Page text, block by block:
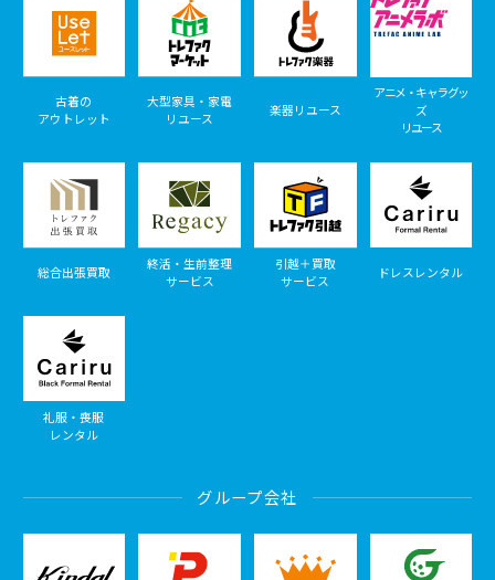
古着の
アウトレット
大型家具・家電
リユース
楽器リユース
アニメ・キャラグッ
ズ
リユース
総合出張買取
終活・生前整理
サービス
引越＋買取
サービス
ドレスレンタル
礼服・喪服
レンタル
グループ会社